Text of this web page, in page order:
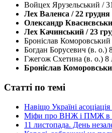
Войцех Ярузельський /
Лех Валенса / 22 грудня
Олександр
Лех Качинський / 23
Броніслав
Богдан Борусевич (в. о.)
Гжегож Схетина (в. о.) 8
Броніслав
Статті по темі
Навіщо Україні
Міфи про ВНЖ і ПМЖ в
11 листопада. День